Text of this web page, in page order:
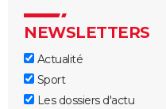
NEWSLETTERS
Actualité
Sport
Les dossiers d'actu